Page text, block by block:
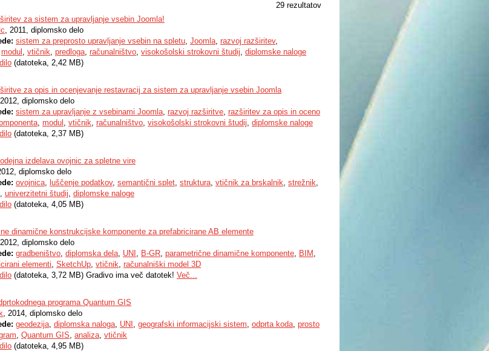
29 rezultatov
za sistem za upravljanje vsebin Joomla!
, 2011, diplomsko delo
sistem za preprosto upravljanje vsebin na spletu, Joomla, razvoj razširitev,
modul , vtičnik, predloga, računalništvo, visokošolski strokovni študij, diplomske naloge
(datoteka, 2,42 MB)
za opis in ocenjevanje restavracij za sistem za upravljanje vsebin Joomla
diplomsko delo
sistem za upravljanje z vsebinami Joomla, razvoj razširitve, razširitev za opis in oceno
, modul , vtičnik, računalništvo, visokošolski strokovni študij, diplomske naloge
(datoteka, 2,37 MB)
izdelava ovojnic za spletne vire
diplomsko delo
ovojnica, luščenje podatkov, semantični splet, struktura, vtičnik za brskalnik, strežnik,
, univerzitetni študij, diplomske naloge
(datoteka, 4,05 MB)
dinamične konstrukcijske komponente za prefabricirane AB elemente
diplomsko delo
gradbeništvo, diplomska dela, UNI , B-GR, parametrične dinamične komponente, BIM ,
elementi, SketchUp, vtičnik, računalniški model 3D
(datoteka, 3,72 MB) Gradivo ima več datotek! Več...
programa Quantum GIS
, 2014, diplomsko delo
geodezija, diplomska naloga, UNI , geografski informacijski sistem, odprta koda, prosto
, Quantum GIS, analiza, vtičnik
(datoteka, 4,95 MB)